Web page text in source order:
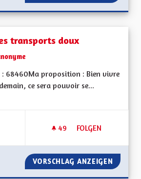
transports doux
: 68460Ma proposition : Bien vivre
ce sera pouvoir se...
49 49 FOLLOWER
FOLGEN
DÉVELOPPER LES
VORSCHLAG ANZEIGEN